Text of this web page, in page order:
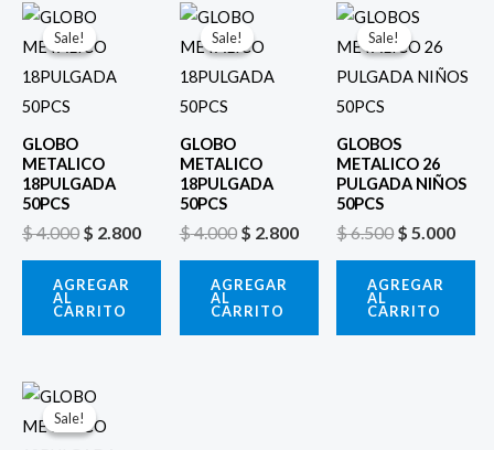
Sale!
Sale!
GLOBO
METALICO
18PULGADA
50PCS
$4.000
El
precio
original
era:
$ 2.800
actual
$ 2.800.
AGREGAR
AL
CARRITO
Sale!
Sale!
GLOBO
METALICO
18PULGADA
50PCS
$4.000
El
precio
original
era:
$ 2.800
actual
$ 2.800.
AGREGAR
AL
CARRITO
Sale!
Sale!
GLOBOS
METALICO 26
PULGADA NIÑOS
50PCS
$6.500
El
precio
original
era:
$ 5.000
es:
AGREGAR
AL
CARRITO
Sale!
Sale!
El
precio
original